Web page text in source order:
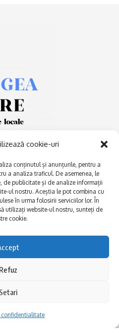
cookie-uri
conținutul și anunțurile, pentru a
a analiza traficul. De asemenea, le
de publicitate și de analize informații
ul nostru. Aceștia le pot combina cu
în urma folosirii serviciilor lor. În
utilizați website-ul nostru, sunteți de
cookie.
Refuz
Setari
confidentialitate
Afaceri și meșteșuguri
Actualitate